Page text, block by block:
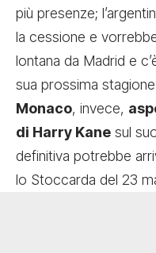
più presenze;
la cessione e
lontana da Madrid e
sua prossima
Monaco, invece,
di Harry Kane sul
definitiva potrebbe
lo Stoccarda del 23